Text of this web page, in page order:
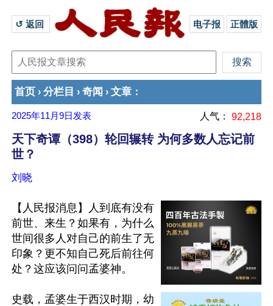
↺ 返回 电子报 正體版
首页 › 分栏目 › 奇闻 › 文章 ：
2025年11月9日 发表 人气： 92,218
天下奇谭（398）轮回辗转 为何多数人忘记前
世？
刘晓
【人民报消息】人到底有没有
前世、来生？如果有，为什么
世间很多人对自己的前生了无
印象？更不知自己死后前往何
处？这应该问问孟婆神。
史载，孟婆生于西汉时期，幼